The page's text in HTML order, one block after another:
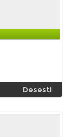
Desesti